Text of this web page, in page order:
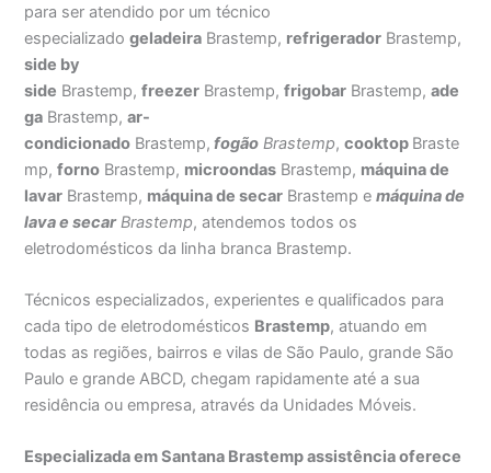
para ser atendido por um técnico
especializadogeladeira Brastemp, refrigerador Brastemp,
side by
side Brastemp,freezer Brastemp,frigobar Brastemp,ade
ga Brastemp,ar-
condicionado Brastemp, fogão Brastemp,cooktop Braste
mp,forno Brastemp, microondas Brastemp, máquina de
lavar Brastemp, máquina de secar Brastemp emáquina de
lava e secarBrastemp, atendemos todos os
eletrodomésticos da linha branca Brastemp.
Técnicos especializados, experientes e qualificados para
cada tipo de eletrodomésticos Brastemp, atuando em
todas as regiões, bairros e vilas de São Paulo, grande São
Paulo e grande ABCD, chegam rapidamente até a sua
residência ou empresa, através da Unidades Móveis.
Especializada em Santana Brastemp assistência oferece